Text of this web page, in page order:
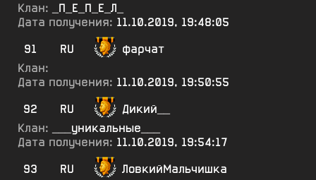
Клан:
_П_Е_П_Е_Л_
Дата получения: 11.10.2019, 19:48:05
91
RU
фарчат
Клан:
Дата получения: 11.10.2019, 19:50:55
92
RU
Дикий__
Клан:
___уникальные___
Дата получения: 11.10.2019, 19:54:17
93
RU
ЛовкийМальчишка